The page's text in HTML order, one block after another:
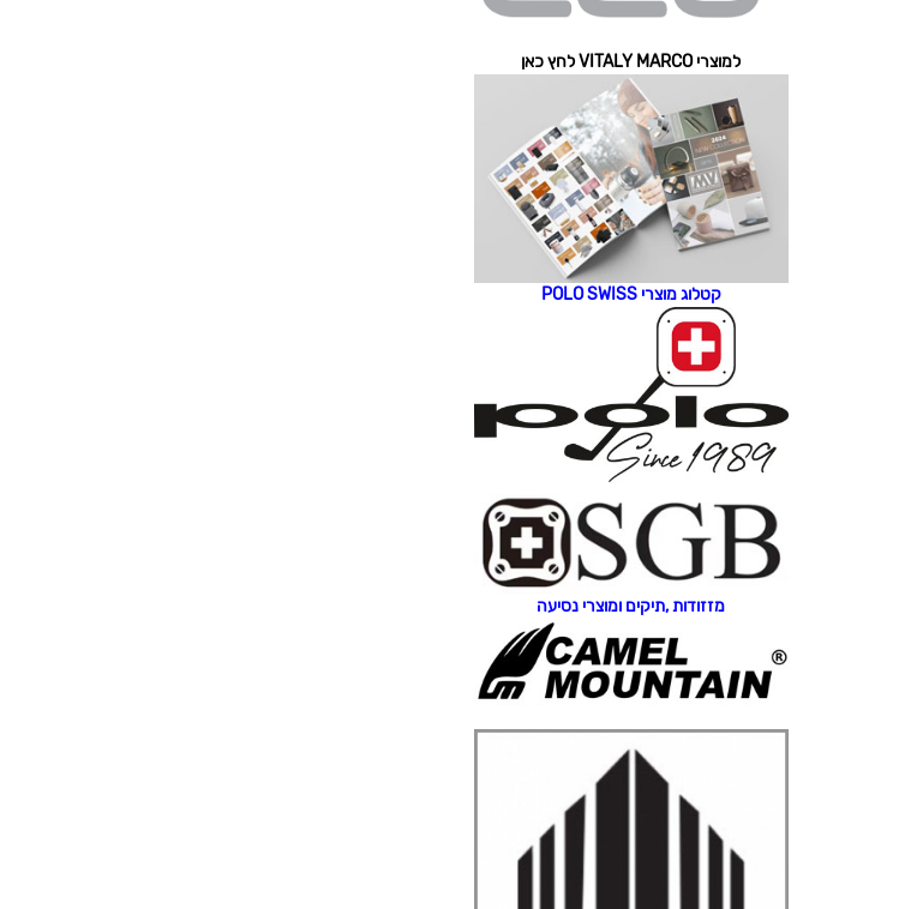
למוצרי VITALY MARCO לחץ כאן
קטלוג מוצרי POLO SWISS
מזזודות ,תיקים ומוצרי נסיעה